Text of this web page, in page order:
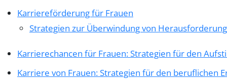
Karriereförderung für Frauen
Strategien zur Überwindung von
Karrierechancen für Frauen: Strategien für den
Karriere von Frauen: Strategien für den beruflichen